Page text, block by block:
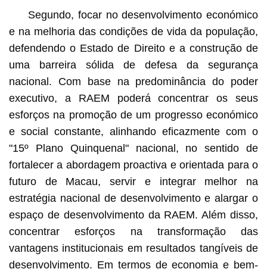
Segundo, focar no desenvolvimento económico
e na melhoria das condições de vida da população,
defendendo o Estado de Direito e a construção de
uma barreira sólida de defesa da segurança
nacional. Com base na predominância do poder
executivo, a RAEM poderá concentrar os seus
esforços na promoção de um progresso económico
e social constante, alinhando eficazmente com o
"15º Plano Quinquenal" nacional, no sentido de
fortalecer a abordagem proactiva e orientada para o
futuro de Macau, servir e integrar melhor na
estratégia nacional de desenvolvimento e alargar o
espaço de desenvolvimento da RAEM. Além disso,
concentrar esforços na transformação das
vantagens institucionais em resultados tangíveis de
desenvolvimento. Em termos de economia e bem-